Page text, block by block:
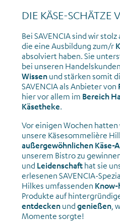
DIE KÄSE-SCHÄTZE
Bei SAVENCIA sind wir
die eine Ausbildung zum/r
absolviert haben. Sie
bei unseren
Wissen und stärken somit
SAVENCIA als Anbieter von
hier vor allem im Bereich
Käsetheke.
Vor einigen Wochen hatten
unsere Käsesommelière
außergewöhnlichen Käse-
unserem Bistro zu
und Leidenschaft hat sie
erlesenen SAVENCIA-
Hilkes umfassenden Know-
Produkte auf
entdecken undgenießen,
Momente sorgte!